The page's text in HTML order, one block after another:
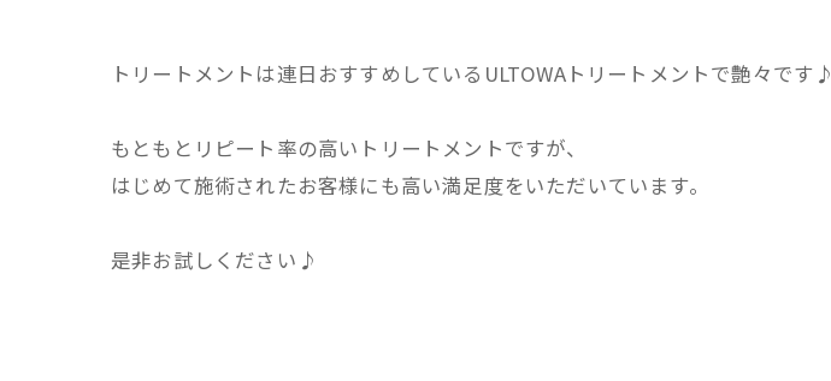
トリートメントは連日おすすめしているULTOWAトリートメントで艶々です♪
もともとリピート率の高いトリートメントですが、
はじめて施術されたお客様にも高い満足度をいただいています。
是非お試しください♪